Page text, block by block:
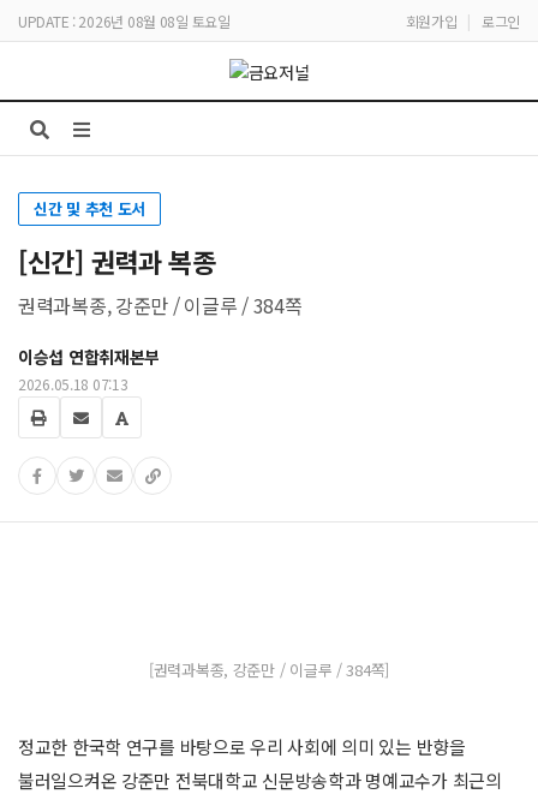
UPDATE : 2026년 08월 08일 토요일 회원가입 | 로그인
신간 및 추천 도서
[신간] 권력과 복종
권력과복종, 강준만 / 이글루 / 384쪽
이승섭 연합취재본부
2026.05.18 07:13
[권력과복종, 강준만 / 이글루 / 384쪽]
정교한 한국학 연구를 바탕으로 우리 사회에 의미 있는 반향을
불러일으켜온 강준만 전북대학교 신문방송학과 명예교수가 최근의